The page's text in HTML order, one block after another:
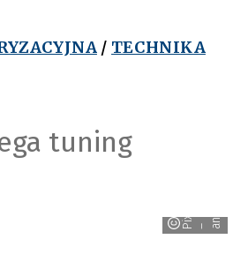
/ TECHNIKA
tuning
i
x
a
b
a
y
n
a
l
o
g
i
c
u s